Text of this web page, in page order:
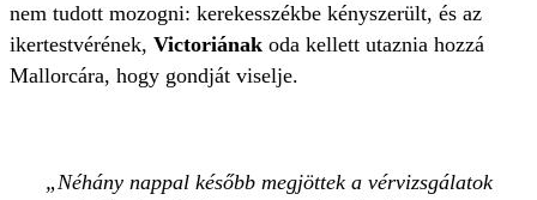
nem tudott mozogni: kerekesszékbe kényszerült, és az
ikertestvérének, Victoriának oda kellett utaznia hozzá
Mallorcára, hogy gondját viselje.
Néhány nappal később megjöttek a vérvizsgálatok